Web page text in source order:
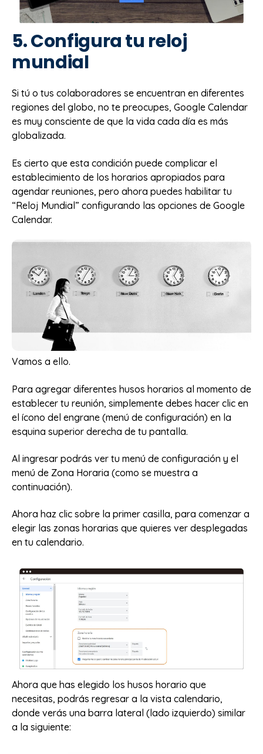
5. Configura tu reloj
mundial
Si tú o tus colaboradores se encuentran en diferentes
regiones del globo, no te preocupes, Google Calendar
es muy consciente de que la vida cada día es más
globalizada.
Es cierto que esta condición puede complicar el
establecimiento de los horarios apropiados para
agendar reuniones, pero ahora puedes habilitar tu
“Reloj Mundial” configurando las opciones de Google
Calendar.
Vamos a ello.
Para agregar diferentes husos horarios al momento de
establecer tu reunión, simplemente debes hacer clic en
el ícono del engrane (menú de configuración) en la
esquina superior derecha de tu pantalla.
Al ingresar podrás ver tu menú de configuración y el
menú de Zona Horaria (como se muestra a
continuación).
Ahora haz clic sobre la primer casilla, para comenzar a
elegir las zonas horarias que quieres ver desplegadas
en tu calendario.
Ahora que has elegido los husos horario que
necesitas, podrás regresar a la vista calendario,
donde verás una barra lateral (lado izquierdo) similar
a la siguiente: